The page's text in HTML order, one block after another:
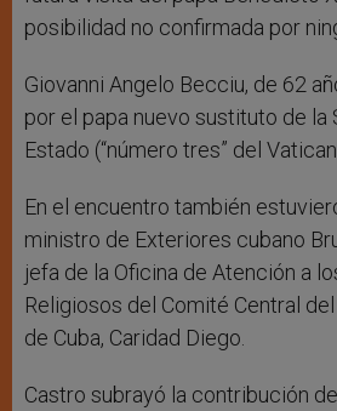
posibilidad no confirmada por
Giovanni Angelo Becciu, de 62
por el papa nuevo sustituto de la
Estado (“número tres” del
En el encuentro también
ministro de Exteriores cubano
jefa de la Oficina de Atención a
Religiosos del Comité Central
de Cuba, Caridad Diego.
Castro subrayó la contribución